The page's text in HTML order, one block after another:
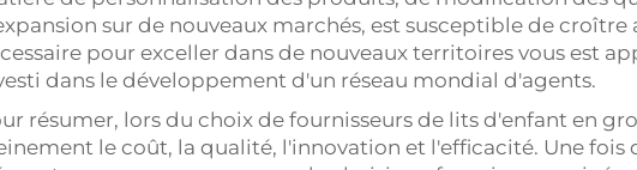
sur de nouveaux marchés, est susceptible de croître
pour exceller dans de nouveaux territoires vous est
dans le développement d'un réseau mondial d'agents.
résumer, lors du choix de fournisseurs de lits d'enfant en
le coût, la qualité, l'innovation et l'efficacité. Une fois